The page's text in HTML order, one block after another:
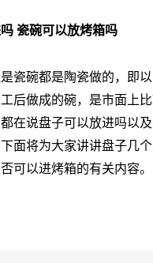
瓷碗可以放烤箱吗
瓷碗都是陶瓷做的，即
后做成的碗，是市面上
在说盘子可以放进吗以
面将为大家讲讲盘子几
可以进烤箱的有关内容。